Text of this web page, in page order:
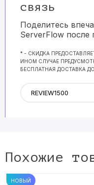
связь
Поделитесь
ServerFlow после
* - СКИДКА
ИНОМ СЛУЧАЕ
БЕСПЛАТНАЯ ДОСТАВКА
Похожие
НОВЫЙ